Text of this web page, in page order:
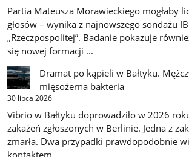
Partia Mateusza Morawieckiego mogłaby
głosów – wynika z najnowszego sondażu
„Rzeczpospolitej”. Badanie pokazuje
się nowej formacji ...
Dramat po kąpieli w Bałtyku.
mięsożerna bakteria
30 lipca 2026
Vibrio w Bałtyku doprowadziło w 2026
zakażeń zgłoszonych w Berlinie. Jedna z
zmarła. Dwa przypadki prawdopodobnie